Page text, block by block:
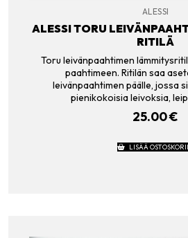
ALESSI
ALESSI TORU
RITILÄ
Toru leivänpaahtimen
paahtimeen. Ritilän saa
leivänpaahtimen päälle, jossa
pienikokoisia leivoksia,
25.00€
LISÄÄ